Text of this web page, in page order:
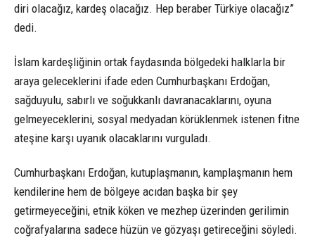
diri olacağız, kardeş olacağız. Hep beraber Türkiye olacağız”
dedi.
İslam kardeşliğinin ortak faydasında bölgedeki halklarla bir
araya geleceklerini ifade eden Cumhurbaşkanı Erdoğan,
sağduyulu, sabırlı ve soğukkanlı davranacaklarını, oyuna
gelmeyeceklerini, sosyal medyadan körüklenmek istenen fitne
ateşine karşı uyanık olacaklarını vurguladı.
Cumhurbaşkanı Erdoğan, kutuplaşmanın, kamplaşmanın hem
kendilerine hem de bölgeye acıdan başka bir şey
getirmeyeceğini, etnik köken ve mezhep üzerinden gerilimin
coğrafyalarına sadece hüzün ve gözyaşı getireceğini söyledi.